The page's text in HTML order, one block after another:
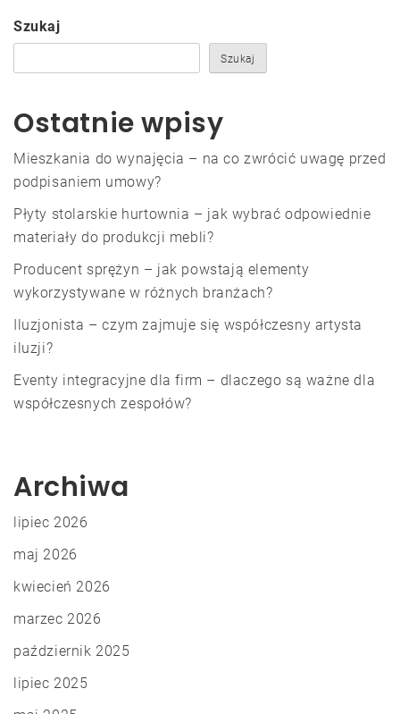
Szukaj
Szukaj
Ostatnie wpisy
Mieszkania do wynajęcia – na co zwrócić uwagę przed
podpisaniem umowy?
Płyty stolarskie hurtownia – jak wybrać odpowiednie
materiały do produkcji mebli?
Producent sprężyn – jak powstają elementy
wykorzystywane w różnych branżach?
Iluzjonista – czym zajmuje się współczesny artysta
iluzji?
Eventy integracyjne dla firm – dlaczego są ważne dla
współczesnych zespołów?
Archiwa
lipiec 2026
maj 2026
kwiecień 2026
marzec 2026
październik 2025
lipiec 2025